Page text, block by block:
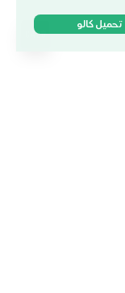
تحميل كالو